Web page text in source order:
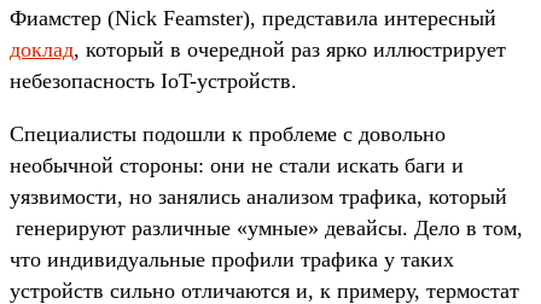
Фиамстер (Nick Feamster), представила интересный
доклад, который в очередной раз ярко иллюстрирует
небезопасность IoT-устройств.
Специалисты подошли к проблеме с довольно
необычной стороны: они не стали искать баги и
уязвимости, но занялись анализом трафика, который
генерируют различные «умные» девайсы. Дело в том,
что индивидуальные профили трафика у таких
устройств сильно отличаются и, к примеру, термостат